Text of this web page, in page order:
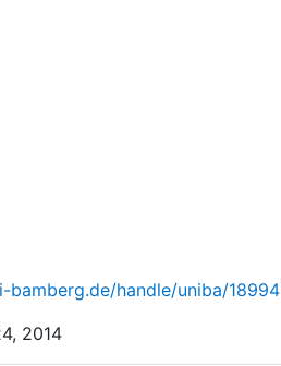
bamberg.de/handle/uniba/18994
2014